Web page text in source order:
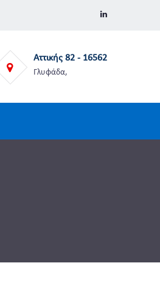
Αττικής 82 - 16562
Γλυφάδα,